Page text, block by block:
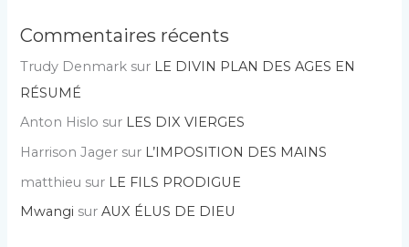
Commentaires récents
Trudy Denmark sur LE DIVIN PLAN DES AGES EN
RÉSUMÉ
Anton Hislo sur LES DIX VIERGES
Harrison Jager sur L’IMPOSITION DES MAINS
matthieu sur LE FILS PRODIGUE
Mwangi surAUX ÉLUS DE DIEU